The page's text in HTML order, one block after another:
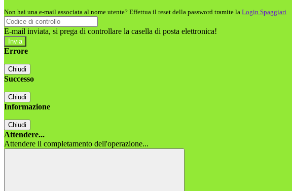
Non hai una e-mail associata al nome utente? Effettua il reset della password tramite la Login Spaggiari
E-mail inviata, si prega di controllare la casella di posta elettronica!
Errore
Chiudi
Successo
Chiudi
Informazione
Chiudi
Attendere...
Attendere il completamento dell'operazione...